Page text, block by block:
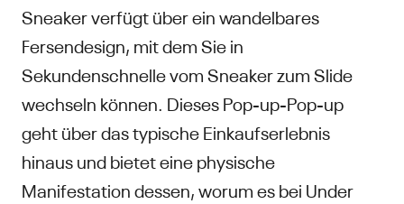
Sneaker verfügt über ein wandelbares
Fersendesign, mit dem Sie in
Sekundenschnelle vom Sneaker zum Slide
wechseln können. Dieses Pop-up-Pop-up
geht über das typische Einkaufserlebnis
hinaus und bietet eine physische
Manifestation dessen, worum es bei Under